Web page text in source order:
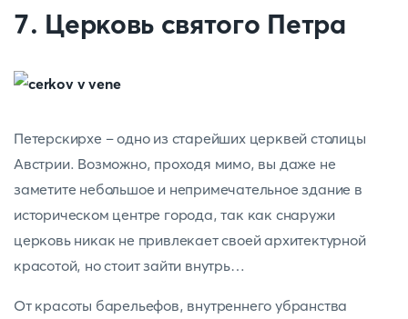
7. Церковь святого Петра
Петерскирхе – одно из старейших церквей столицы
Австрии. Возможно, проходя мимо, вы даже не
заметите небольшое и непримечательное здание в
историческом центре города, так как снаружи
церковь никак не привлекает своей архитектурной
красотой, но стоит зайти внутрь…
От красоты барельефов, внутреннего убранства